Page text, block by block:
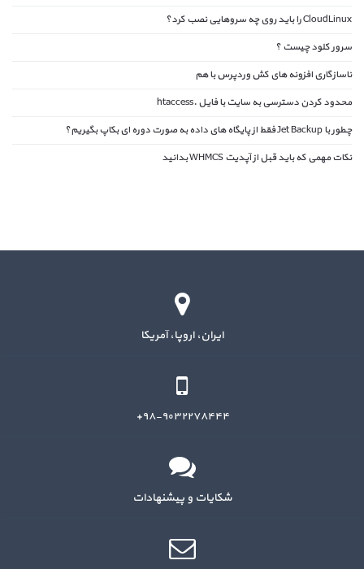
CloudLinux را باید روی چه سروهایی نصب کرد؟
سرور کلود چیست ؟
ناسازگاری افزونه های کش وردپرس با هم
محدود کردن دسترسی به سایت با فایل .htaccess
چطور با Jet Backup فقط از پایگاه های داده به صورت دوره ای بکاپ بگیریم؟
نکات مهمی که باید قبل از آپدیت WHMCS بدانید
ایران، اروپا، آمریکا
۹۸-۹۰۳۲۲۷۸۴۴۴+
شکایات و پیشنهادات